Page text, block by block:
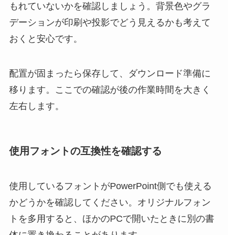
もれていないかを確認しましょう。背景色やグラ
デーションが印刷や投影でどう見えるかも考えて
おくと安心です。
配置が固まったら保存して、ダウンロード準備に
移ります。ここでの確認が後の作業時間を大きく
左右します。
使用フォントの互換性を確認する
使用しているフォントがPowerPoint側でも使える
かどうかを確認してください。オリジナルフォン
トを多用すると、ほかのPCで開いたときに別の書